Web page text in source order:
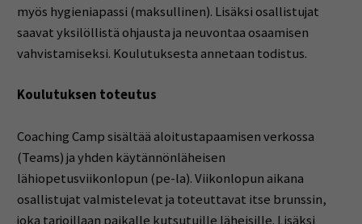
myös hygieniapassi (maksullinen). Lisäksi osallistujat
saavat yksilöllistä ohjausta ja neuvontaa osaamisen
vahvistamiseksi. Koulutuksesta annetaan todistus.
Koulutuksen toteutus
Coaching Camp sisältää aloitustapaamisen verkossa
(Teams) ja yhden käytännönläheisen
lähiopetusviikonlopun (pe-la). Viikonlopun aikana
osallistujat valmistelevat ja toteuttavat itse brunssin,
joka tarjoillaan paikalle kutsutuille läheisille. Lisäksi